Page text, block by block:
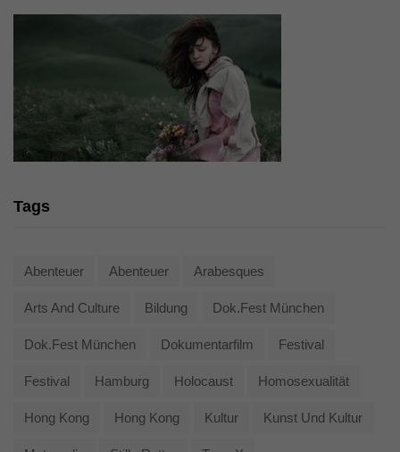
Tags
Abenteuer Abenteuer Arabesques
Arts And Culture Bildung Dok.fest München
Dok.fest München Dokumentarfilm Festival
Festival Hamburg Holocaust Homosexualität
Hong Kong Hong Kong Kultur Kunst Und Kultur